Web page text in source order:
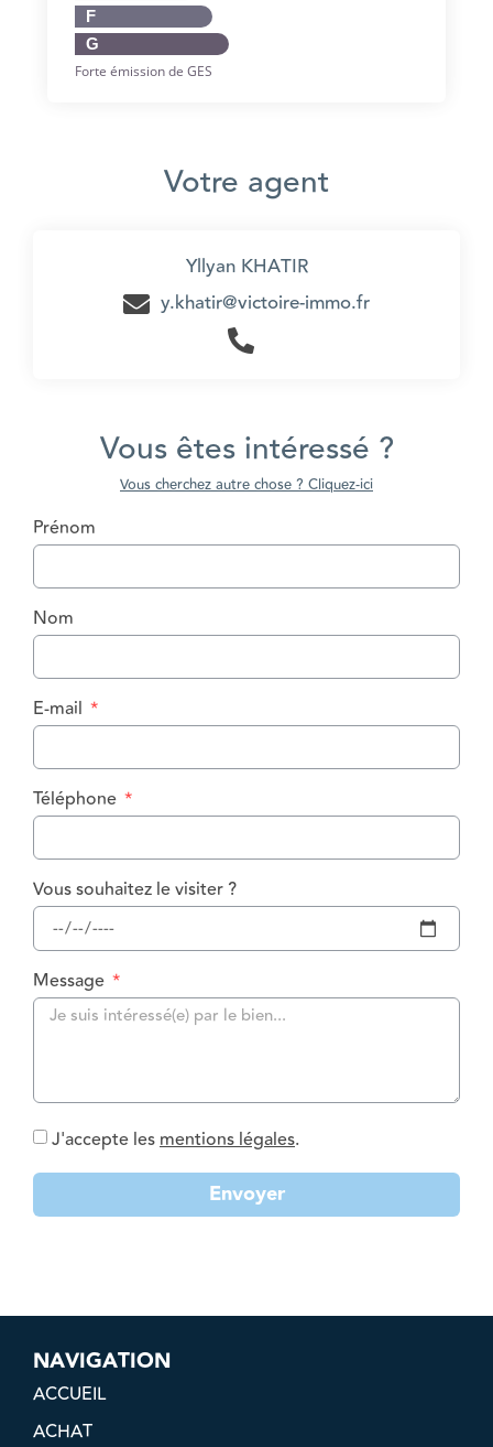
F
G
Forte émission de GES
Votre agent
Yllyan KHATIR
y.khatir@victoire-immo.fr
Vous êtes intéressé ?
Vous cherchez autre chose ? Cliquez-ici
Prénom
Nom
E-mail
Téléphone
Vous souhaitez le visiter ?
Message
J'accepte lesmentions légales.
Envoyer
NAVIGATION
ACCUEIL
ACHAT